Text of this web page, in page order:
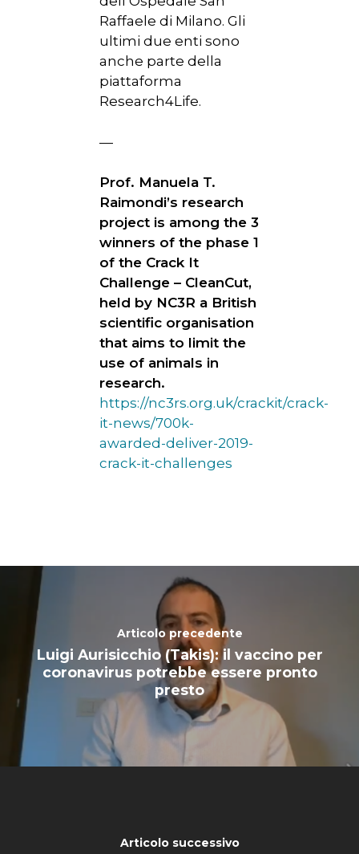
Raffaele di Milano. Gli
ultimi due enti sono
anche parte della
piattaforma
Research4Life.
—
Prof. Manuela T.
Raimondi’s research
project is among the 3
winners of the phase 1
of the Crack It
Challenge – CleanCut,
held by NC3R a British
scientific organisation
that aims to limit the
use of animals in
research.
https://nc3rs.org.uk/crackit/crack-
it-news/700k-
awarded-deliver-2019-
crack-it-challenges
Articolo precedente
Luigi Aurisicchio (Takis): il vaccino per
coronavirus potrebbe essere pronto
presto
Articolo successivo
HOME
CHI SIAMO
NORMATIVA
CONTATTI